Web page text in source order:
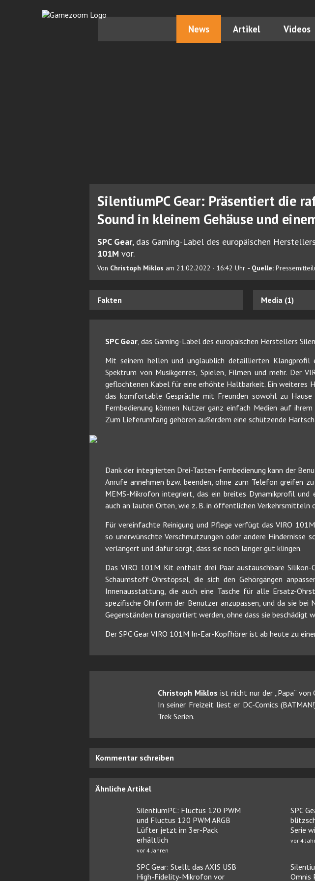
News Artikel Videos
SilentiumPC Gear: Präsentiert die
Sound in kleinem Gehäuse und
SPC Gear, das Gaming-Label des europäischen
101M vor.
Von Christoph Miklos am 21.02.2022 - 16:42 Uhr - Quelle:
Fakten Media (1)
SPC Gear, das Gaming-Label des europäischen Herstellers
Mit seinem hellen und unglaublich detaillierten
Spektrum von Musikgenres, Spielen, Filmen und mehr. Der
geflochtenen Kabel für eine erhöhte Haltbarkeit. Ein weiteres
das komfortable Gespräche mit Freunden sowohl zu
Fernbedienung können Nutzer ganz einfach Medien auf
Zum Lieferumfang gehören außerdem eine schützende
Dank der integrierten Drei-Tasten-Fernbedienung kann der
Anrufe annehmen bzw. beenden, ohne zum Telefon greifen
MEMS-Mikrofon integriert, das ein breites Dynamikprofil und
auch an lauten Orten, wie z. B. in öffentlichen Verkehrsmitteln
Für vereinfachte Reinigung und Pflege verfügt das VIRO
so unerwünschte Verschmutzungen oder andere
verlängert und dafür sorgt, dass sie noch länger gut klingen.
Das VIRO 101M Kit enthält drei Paar austauschbare
Schaumstoff-Ohrstöpsel, die sich den Gehörgängen
Innenausstattung, die auch eine Tasche für alle Ersatz-
spezifische Ohrform der Benutzer anzupassen, und da sie
Gegenständen transportiert werden, ohne dass sie beschädigt
Der SPC Gear VIRO 101M In-Ear-Kopfhörer ist ab heute zu
Christoph Miklos ist nicht nur der „Papa“
In seiner Freizeit liest er DC-Comics
Trek Serien.
Kommentar schreiben
Ähnliche Artikel
SilentiumPC: Fluctus 120 PWM
und Fluctus 120 PWM ARGB
Lüfter jetzt im 3er-Pack
erhältlich
vor 4 Jahren
SPC
Serie
vor 4
SPC Gear: Stellt das AXIS USB
High-Fidelity-Mikrofon vor
Omnis